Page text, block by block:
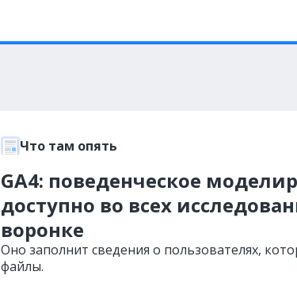
Что там опять
GA4: поведенческое
доступно во всех
воронке
Оно заполнит сведения о пользователях,
файлы.